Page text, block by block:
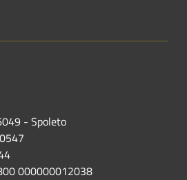
- Spoleto
000000012038